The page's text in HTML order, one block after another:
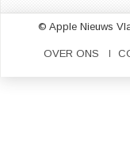
© Apple Nieuws
OVER ONS